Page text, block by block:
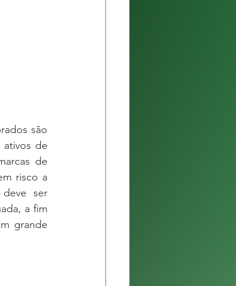
são
ativos de
de
risco a
ser
a fim
grande